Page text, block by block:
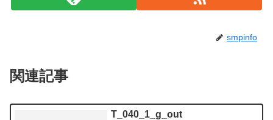
smpinfo
関連記事
T_040_1_g_out